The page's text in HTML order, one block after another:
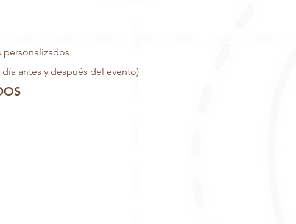
antes y después del evento)